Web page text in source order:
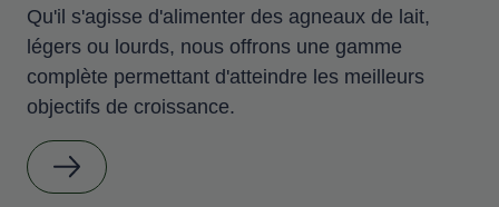
Qu'il s'agisse d'alimenter des agneaux de lait,
légers ou lourds, nous offrons une gamme
complète permettant d'atteindre les meilleurs
objectifs de croissance.